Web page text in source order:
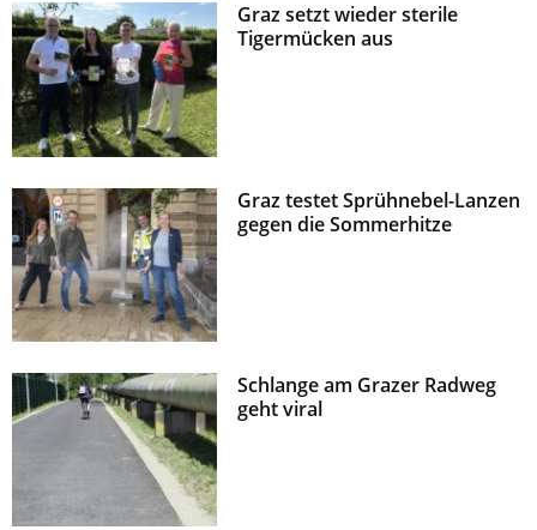
Graz setzt wieder sterile
Tigermücken aus
Graz testet Sprühnebel-Lanzen
gegen die Sommerhitze
Schlange am Grazer Radweg
geht viral